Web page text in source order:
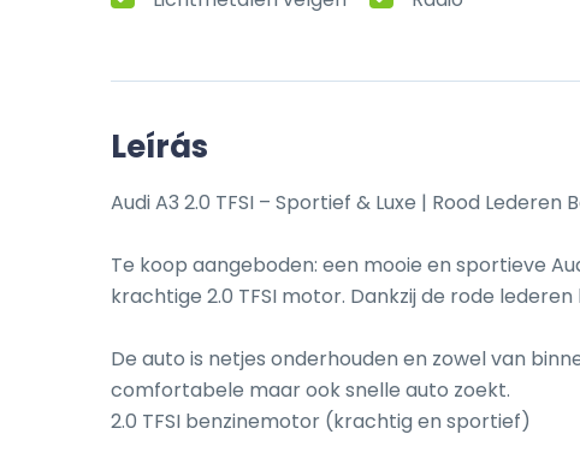
Leírás
Audi A3 2.0 TFSI – Sportief & Luxe | Rood Lederen
Te koop aangeboden: een mooie en sportieve
krachtige 2.0 TFSI motor. Dankzij de rode
De auto is netjes onderhouden en zowel van
comfortabele maar ook snelle auto zoekt.
2.0 TFSI benzinemotor (krachtig en sportief)